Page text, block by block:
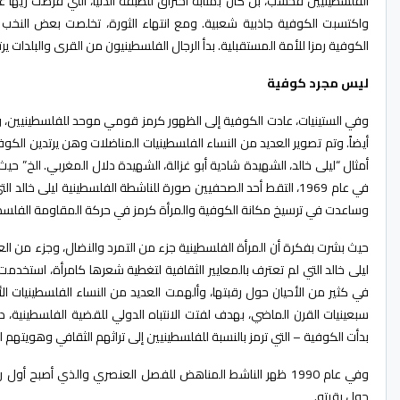
واكتسبت الكوفية جاذبية شعبية. ومع انتهاء الثورة، تخلصت بعض
الكوفية رمزا للأمة المستقبلية. بدأ الرجال الفلسطينيون من القرى
ليس مجرد كوفية
وفي الستينيات، عادت الكوفية إلى الظهور كرمز قومي موحد للفلسطينيين،
أيضاً. وتم تصوير العديد من النساء الفلسطينيات المناضلات وهن يرتدين
أمثال “ليلى خالد، الشهيدة شادية أبو غزالة، الشهيدة دلال المغربي. الخ”
في عام 1969، التقط أحد الصحفيين صورة للناشطة الفلسطينية
وساعدت في ترسيخ مكانة الكوفية والمرأة كرمز في حركة المقاومة
حيث بشرت بفكرة أن المرأة الفلسطينية جزء من التمرد والنضال، وجزء من
ليلى خالد التي لم تعترف بالمعايير الثقافية لتغطية شعرها كامرأة،
في كثير من الأحيان حول رقبتها، وألهمت العديد من النساء
سبعينيات القرن الماضي، بهدف لفتت الانتباه الدولي للقضية
بدأت الكوفية – التي ترمز بالنسبة للفلسطينيين إلى تراثهم الثقافي
وفي عام 1990 ظهر الناشط المناهض للفصل العنصري والذي